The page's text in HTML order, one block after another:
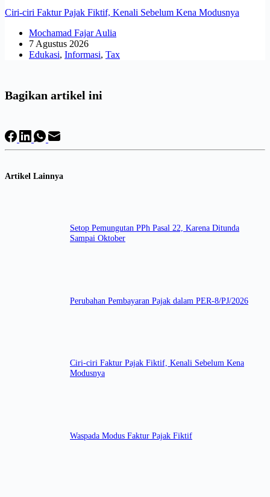
Ciri-ciri Faktur Pajak Fiktif, Kenali Sebelum Kena Modusnya
Mochamad Fajar Aulia
7 Agustus 2026
Edukasi, Informasi, Tax
Bagikan artikel ini
Artikel Lainnya
Setop Pemungutan PPh Pasal 22, Karena Ditunda
Sampai Oktober
Perubahan Pembayaran Pajak dalam PER-8/PJ/2026
Ciri-ciri Faktur Pajak Fiktif, Kenali Sebelum Kena
Modusnya
Waspada Modus Faktur Pajak Fiktif